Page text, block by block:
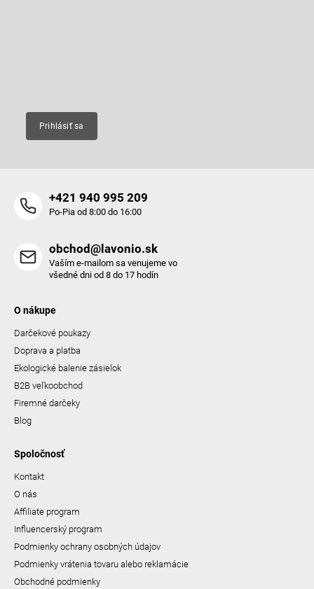
Prihlásiť sa
+421 940 995 209
Po-Pia od 8:00 do 16:00
obchod@lavonio.sk
Vaším e-mailom sa venujeme vo
všedné dni od 8 do 17 hodín
O nákupe
Darčekové poukazy
Doprava a platba
Ekologické balenie zásielok
B2B veľkoobchod
Firemné darčeky
Blog
Spoločnosť
Kontakt
O nás
Affiliate program
Influencerský program
Podmienky ochrany osobných údajov
Podmienky vrátenia tovaru alebo reklamácie
Obchodné podmienky